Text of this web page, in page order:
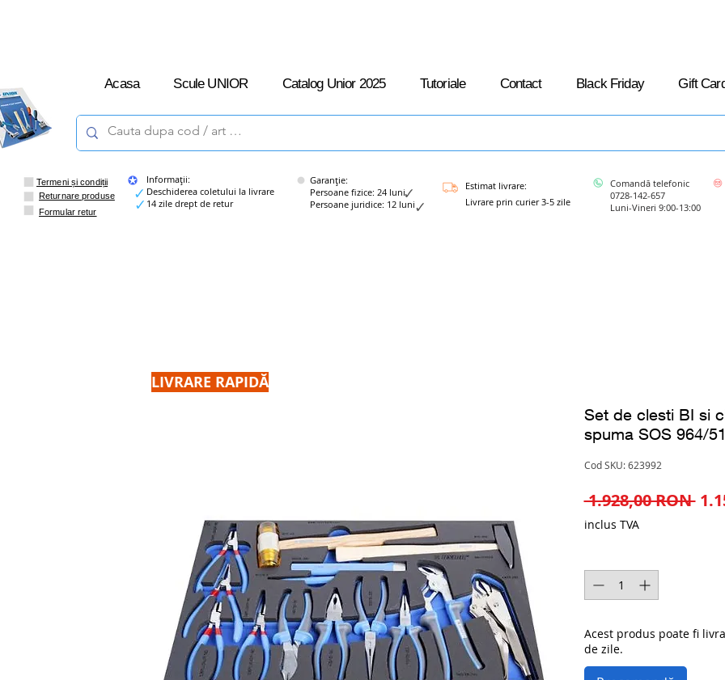
Acasa Scule UNIOR Catalog Unior 2025 Tutoriale Contact Black Friday Gift
Termeni și condiții
Returnare produse
Formular retur
Informații:
Deschiderea coletului la livrare
14 zile drept de retur
Garanție:
Persoane fizice: 24 luni
Persoane juridice: 12 luni
Estimat livrare:
Livrare prin curier 3-5 zile
Comandă telefonic
0728-142-657
Luni-Vineri 9:00-13:00
Set de clesti BI si
spuma SOS 964/
Cod SKU: 623992
1.928,00 RON
inclus TVA
Acest produs poate fi
de zile.
LIVRARE RAPIDĂ